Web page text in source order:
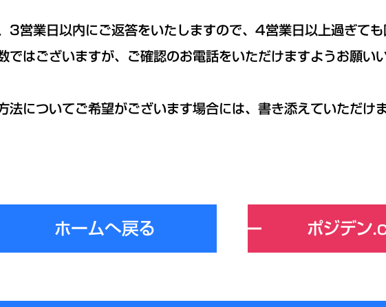
3営業日以内にご返答をいたしますので、4営業日以上過ぎて
ではございますが、ご確認のお電話をいただけますようお願い
法についてご希望がございます場合には、書き添えていただけ